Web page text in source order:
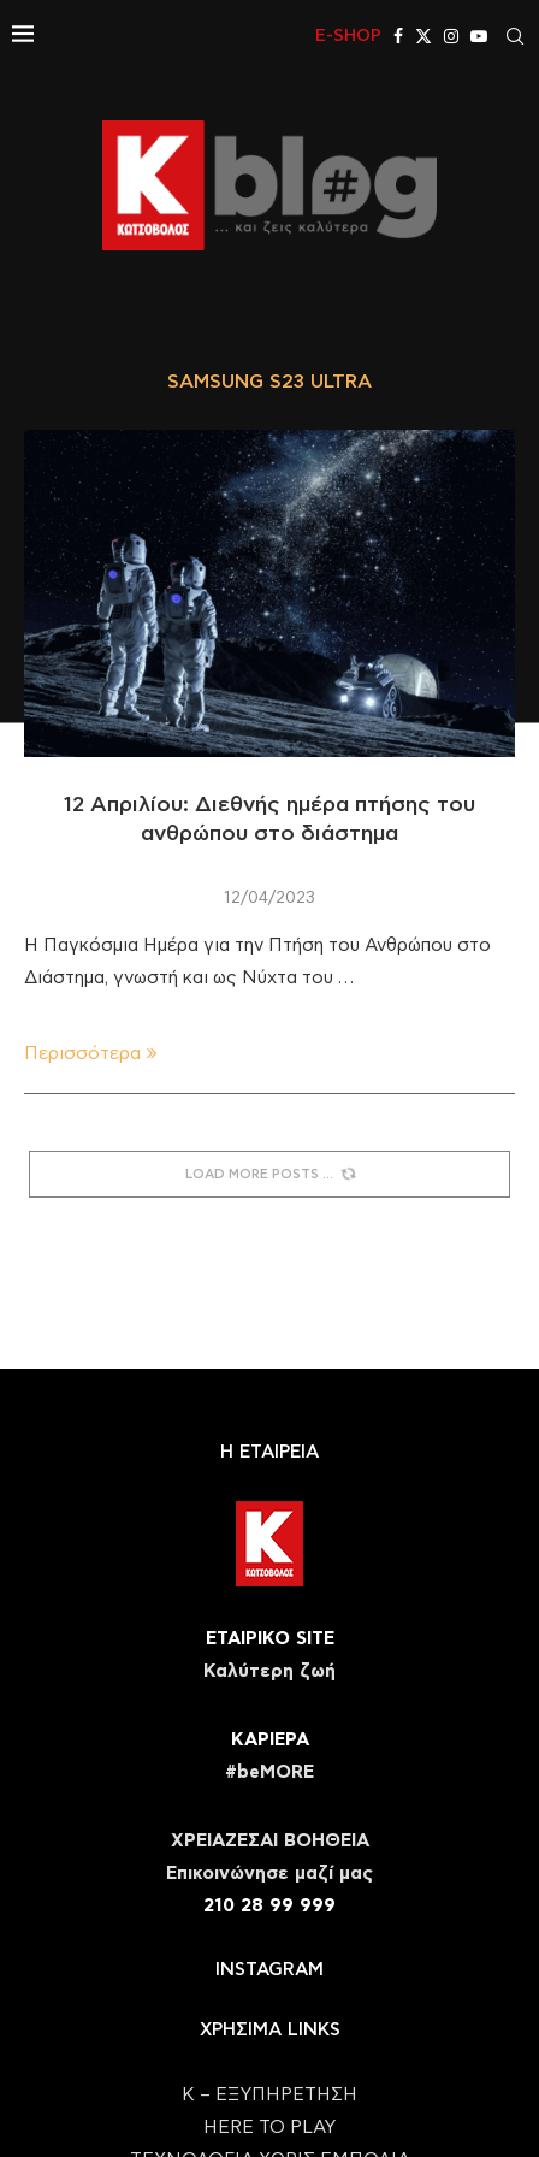
E-SHOP
SAMSUNG S23 ULTRA
12 Απριλίου: Διεθνής ημέρα πτήσης του
ανθρώπου στο διάστημα
12/04/2023
Η Παγκόσμια Ημέρα για την Πτήση του Ανθρώπου στο
Διάστημα, γνωστή και ως Νύχτα του …
Περισσότερα
LOAD MORE POSTS
Η ΕΤΑΙΡΕΙΑ
ΕΤΑΙΡΙΚΟ SITE
Καλύτερη ζωή
ΚΑΡΙΕΡΑ
#beMORE
ΧΡΕΙΑΖΕΣΑΙ ΒΟΗΘΕΙΑ
Eπικοινώνησε μαζί μας
210 28 99 999
INSTAGRAM
ΧΡΗΣΙΜΑ LINKS
Κ – ΕΞΥΠΗΡΕΤΗΣΗ
HERE TO PLAY